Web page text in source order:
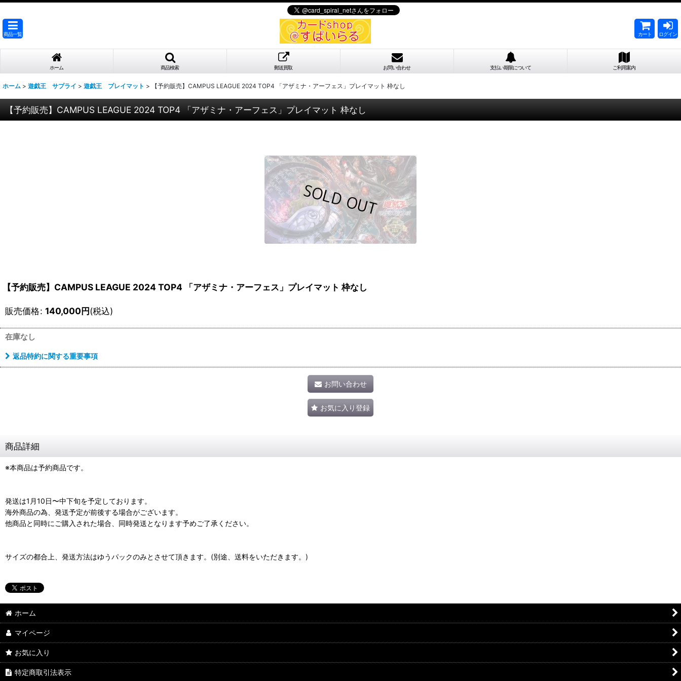
商品一覧 カート ログイン
ホーム 商品検索 郵送買取 お問い合わせ 支払い期限について ご利用案内
ホーム > 遊戯王 サプライ > 遊戯王 プレイマット > 【予約販売】CAMPUS LEAGUE 2024 TOP4 「アザミナ・アーフェス」プレイマット 枠なし
【予約販売】CAMPUS LEAGUE 2024 TOP4 「アザミナ・アーフェス」プレイマット 枠なし
【予約販売】CAMPUS LEAGUE 2024 TOP4 「アザミナ・アーフェス」プレイマット 枠なし
販売価格: 140,000円(税込)
在庫なし
返品特約に関する重要事項
お問い合わせ
お気に入り登録
商品詳細
※本商品は予約商品です。
発送は1月10日〜中下旬を予定しております。
海外商品の為、発送予定が前後する場合がございます。
他商品と同時にご購入された場合、同時発送となります予めご了承ください。
サイズの都合上、発送方法はゆうパックのみとさせて頂きます。(別途、送料をいただきます。)
ホーム
マイページ
お気に入り
特定商取引法表示